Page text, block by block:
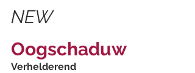
NEW
Oogschaduw
Verhelderend